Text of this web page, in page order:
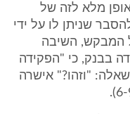
מלא לזה של
שניתן לו על ידי
המבקש, השיבה
בבנק, כי "הפקידה
"וזהו?" אישרה